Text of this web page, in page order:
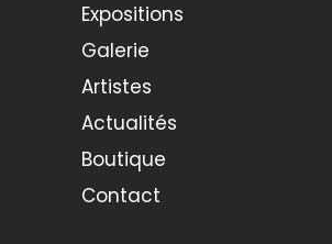
Expositions
Galerie
Artistes
Actualités
Boutique
Contact